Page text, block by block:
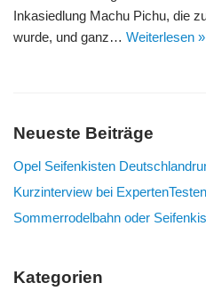
Inkasiedlung Machu Pichu, die
wurde, und ganz… Weiterlesen »
Neueste Beiträge
Opel Seifenkisten
Kurzinterview bei ExpertenTesten
Sommerrodelbahn oder
Kategorien